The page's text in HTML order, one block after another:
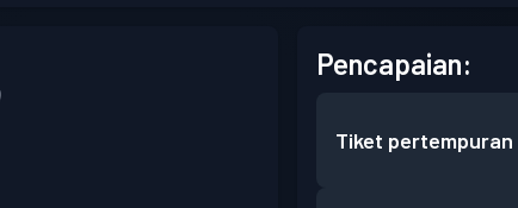
Pencapaian:
Tiket pertempuran